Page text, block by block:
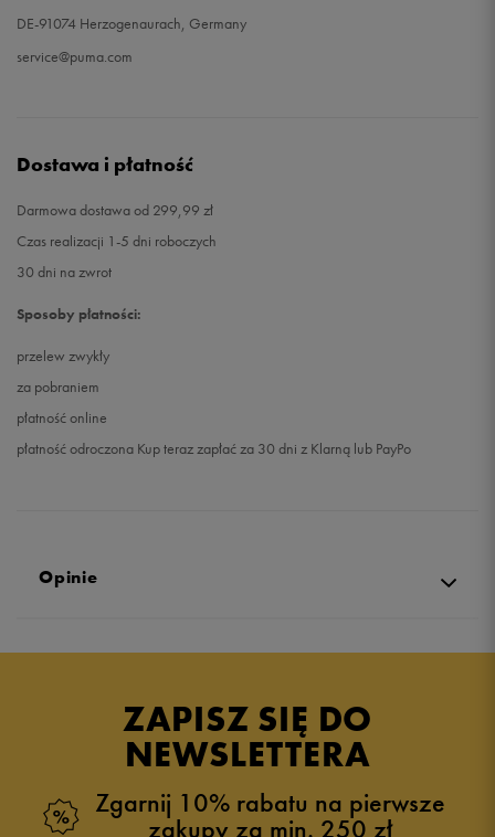
DE-91074 Herzogenaurach, Germany
service@puma.com
Dostawa i płatność
Darmowa dostawa od 299,99 zł
Czas realizacji 1-5 dni roboczych
30 dni na zwrot
Sposoby płatności:
przelew zwykły
za pobraniem
płatność online
płatność odroczona Kup teraz zapłać za 30 dni z Klarną lub PayPo
Opinie
ZAPISZ SIĘ DO
NEWSLETTERA
Zgarnij 10% rabatu na pierwsze
zakupy za min. 250 zł